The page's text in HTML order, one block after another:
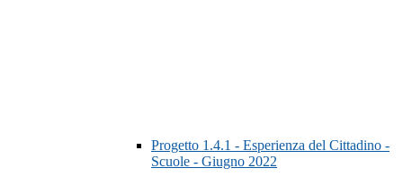
Progetto 1.4.1 - Esperienza del Cittadino -
Scuole - Giugno 2022